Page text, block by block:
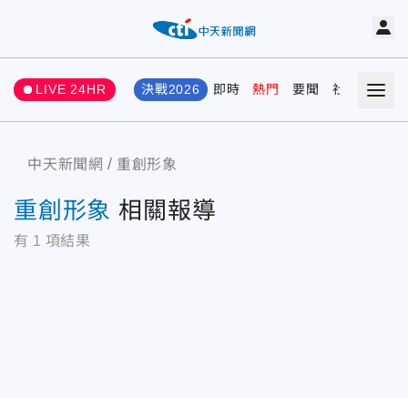
LIVE 24HR 決戰2026 即時 熱門 要聞 社會 娛樂
中天新聞網 重創形象
重創形象 相關報導
有 1 項結果